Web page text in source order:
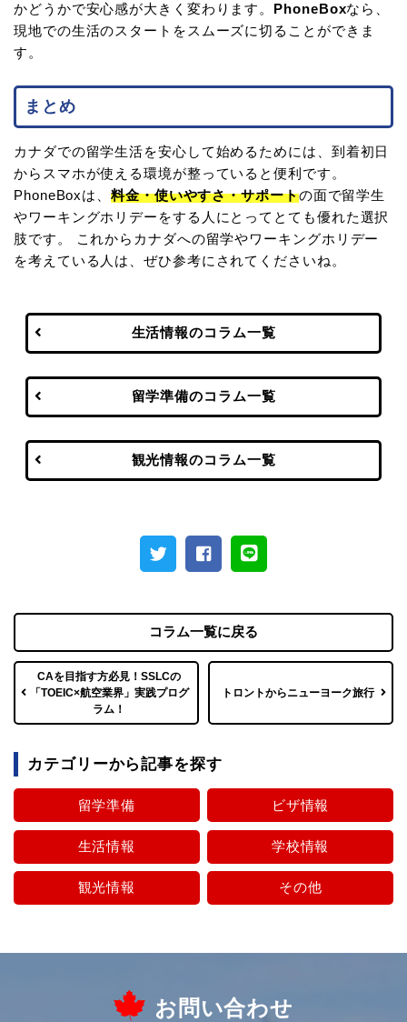
かどうかで安心感が大きく変わります。 PhoneBoxなら、
現地での生活のスタートをスムーズに切ることができま
す。
まとめ
カナダでの留学生活を安心して始めるためには、到着初日
からスマホが使える環境が整っていると便利です。
PhoneBoxは、 料金・使いやすさ・サポートの面で留学生
やワーキングホリデーをする人にとってとても優れた選択
肢です。 これからカナダへの留学やワーキングホリデー
を考えている人は、ぜひ参考にされてくださいね。
生活情報のコラム一覧
留学準備のコラム一覧
観光情報のコラム一覧
CAを⽬指す⽅必⾒！SSLCの
「TOEIC×航空業界」実践プログ
ラム！
コラム一覧に戻る
トロントからニューヨーク旅行
カテゴリーから記事を探す
留学準備 ビザ情報
生活情報 学校情報
観光情報 その他
お問い合わせ